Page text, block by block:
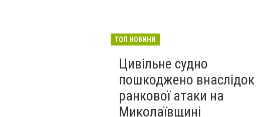
ТОП НОВИНИ
Цивільне судно
пошкоджено внаслідок
ранкової атаки на
Миколаївщині